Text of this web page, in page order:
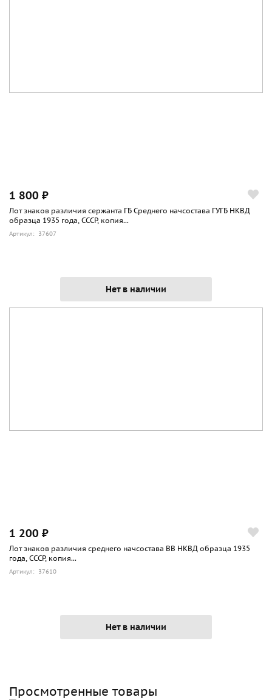
1 800 ₽
Лот знаков различия сержанта ГБ Среднего начсостава ГУГБ НКВД
образца 1935 года, СССР, копия...
Артикул: 37607
Нет в наличии
1 200 ₽
Лот знаков различия среднего начсостава ВВ НКВД образца 1935
года, СССР, копия...
Артикул: 37610
Нет в наличии
Просмотренные товары